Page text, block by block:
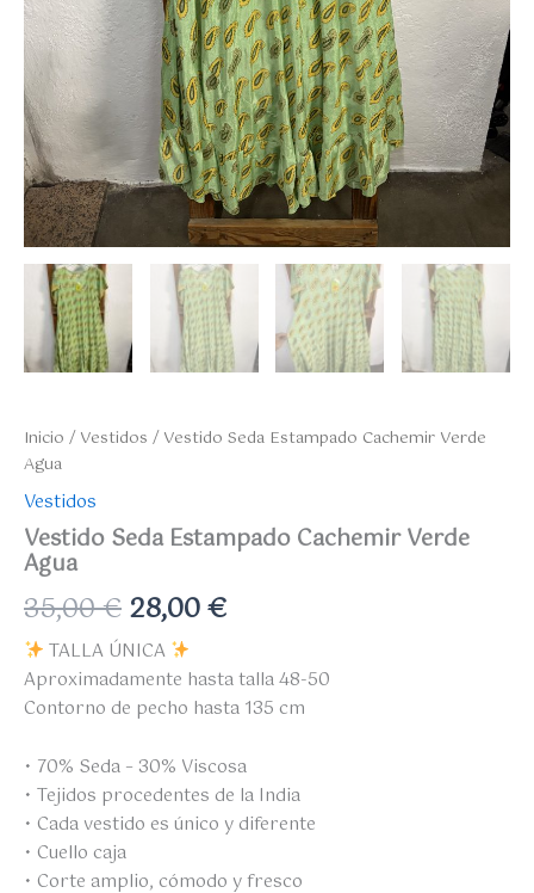
Inicio /Vestidos / Vestido Seda Estampado Cachemir Verde
Agua
Vestidos
Vestido Seda Estampado Cachemir Verde
Agua
35,00€28,00€
TALLA ÚNICA
Aproximadamente hasta talla 48-50
Contorno de pecho hasta 135 cm
• 70% Seda – 30% Viscosa
• Tejidos procedentes de la India
• Cada vestido es único y diferente
• Cuello caja
• Corte amplio, cómodo y fresco